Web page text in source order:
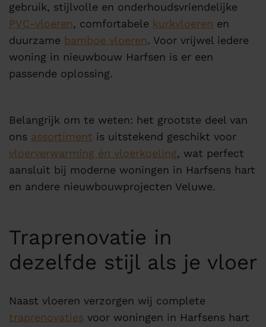
gebruik, stijlvolle en onderhoudsvriendelijke
PVC-vloeren, comfortabele kurkvloeren en
duurzame bamboe vloeren. Voor vrijwel iedere
woning in nieuwbouw Harfsen is er een
passende oplossing.
Belangrijk om te weten: het grootste deel van
ons assortiment is uitstekend geschikt voor
vloerverwarming én vloerkoeling, wat perfect
aansluit bij moderne woningen in Harfsens hart
en andere nieuwbouwprojecten Veluwe.
Traprenovatie in
dezelfde stijl als je vloer
Naast vloeren verzorgen wij complete
traprenovaties voor woningen in Harfsens hart